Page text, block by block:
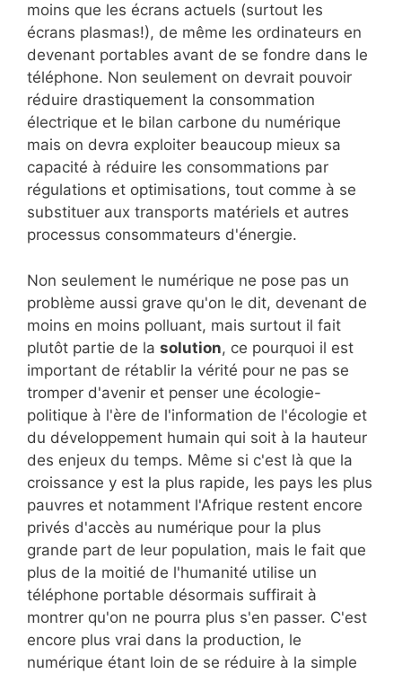
moins que les écrans actuels (surtout les
écrans plasmas!), de même les ordinateurs en
devenant portables avant de se fondre dans le
téléphone. Non seulement on devrait pouvoir
réduire drastiquement la consommation
électrique et le bilan carbone du numérique
mais on devra exploiter beaucoup mieux sa
capacité à réduire les consommations par
régulations et optimisations, tout comme à se
substituer aux transports matériels et autres
processus consommateurs d'énergie.
Non seulement le numérique ne pose pas un
problème aussi grave qu'on le dit, devenant de
moins en moins polluant, mais surtout il fait
plutôt partie de la solution, ce pourquoi il est
important de rétablir la vérité pour ne pas se
tromper d'avenir et penser une écologie-
politique à l'ère de l'information de l'écologie et
du développement humain qui soit à la hauteur
des enjeux du temps. Même si c'est là que la
croissance y est la plus rapide, les pays les plus
pauvres et notamment l'Afrique restent encore
privés d'accès au numérique pour la plus
grande part de leur population, mais le fait que
plus de la moitié de l'humanité utilise un
téléphone portable désormais suffirait à
montrer qu'on ne pourra plus s'en passer. C'est
encore plus vrai dans la production, le
numérique étant loin de se réduire à la simple